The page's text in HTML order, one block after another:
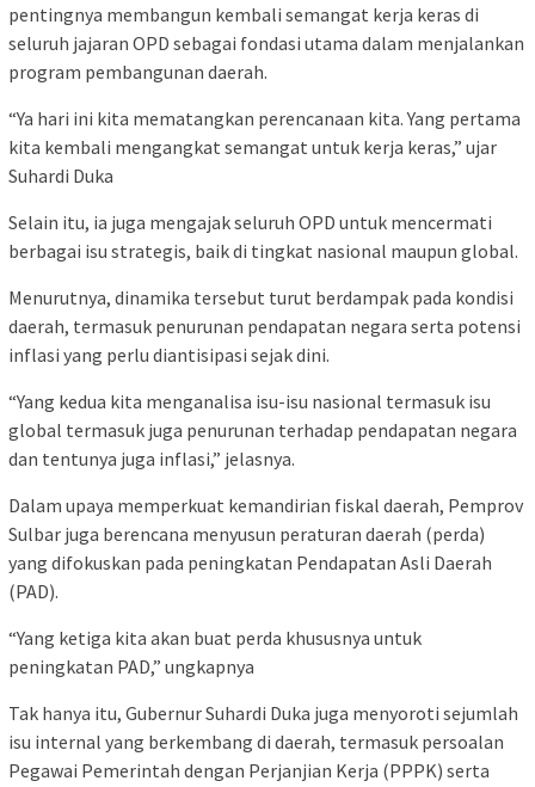
pentingnya membangun kembali semangat kerja keras di
seluruh jajaran OPD sebagai fondasi utama dalam menjalankan
program pembangunan daerah.
“Ya hari ini kita mematangkan perencanaan kita. Yang pertama
kita kembali mengangkat semangat untuk kerja keras,” ujar
Suhardi Duka
Selain itu, ia juga mengajak seluruh OPD untuk mencermati
berbagai isu strategis, baik di tingkat nasional maupun global.
Menurutnya, dinamika tersebut turut berdampak pada kondisi
daerah, termasuk penurunan pendapatan negara serta potensi
inflasi yang perlu diantisipasi sejak dini.
“Yang kedua kita menganalisa isu-isu nasional termasuk isu
global termasuk juga penurunan terhadap pendapatan negara
dan tentunya juga inflasi,” jelasnya.
Dalam upaya memperkuat kemandirian fiskal daerah, Pemprov
Sulbar juga berencana menyusun peraturan daerah (perda)
yang difokuskan pada peningkatan Pendapatan Asli Daerah
(PAD).
“Yang ketiga kita akan buat perda khususnya untuk
peningkatan PAD,” ungkapnya
Tak hanya itu, Gubernur Suhardi Duka juga menyoroti sejumlah
isu internal yang berkembang di daerah, termasuk persoalan
Pegawai Pemerintah dengan Perjanjian Kerja (PPPK) serta